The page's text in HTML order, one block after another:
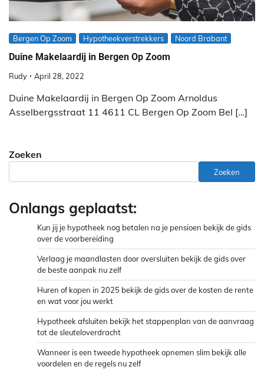
Bergen Op Zoom Hypotheekverstrekkers Noord Brabant
Duine Makelaardij in Bergen Op Zoom
Rudy April 28, 2022
Duine Makelaardij in Bergen Op Zoom Arnoldus
Asselbergsstraat 11 4611 CL Bergen Op Zoom Bel […]
Zoeken
Zoeken
Onlangs geplaatst:
Kun jij je hypotheek nog betalen na je pensioen bekijk de gids
over de voorbereiding
Verlaag je maandlasten door oversluiten bekijk de gids over
de beste aanpak nu zelf
Huren of kopen in 2025 bekijk de gids over de kosten de rente
en wat voor jou werkt
Hypotheek afsluiten bekijk het stappenplan van de aanvraag
tot de sleuteloverdracht
Wanneer is een tweede hypotheek opnemen slim bekijk alle
voordelen en de regels nu zelf